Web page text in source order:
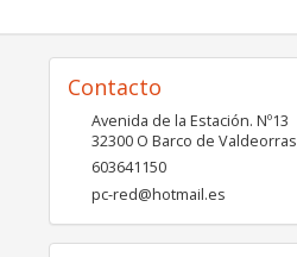
Contacto
Avenida de la Estación. Nº13
32300 O Barco de Valdeorras
603641150
pc-red@hotmail.es